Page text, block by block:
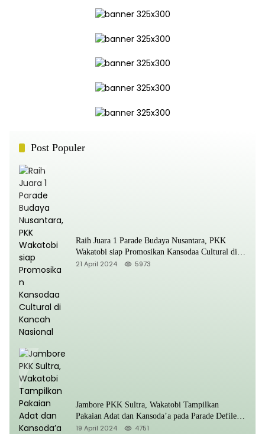
Post Populer
Raih Juara 1 Parade Budaya Nusantara, PKK
Wakatobi siap Promosikan Kansodaa Cultural di
Kancah Nasional
21 April 2024 5973
Jambore PKK Sultra, Wakatobi Tampilkan
Pakaian Adat dan Kansoda’a pada Parade Defile
Nusantara
19 April 2024 4751